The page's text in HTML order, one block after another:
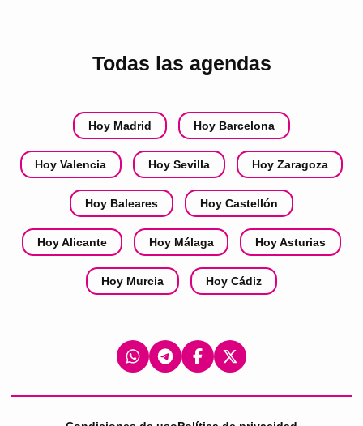
Todas las agendas
Hoy Madrid Hoy Barcelona
Hoy Valencia Hoy Sevilla Hoy Zaragoza
Hoy Baleares Hoy Castellón
Hoy Alicante Hoy Málaga Hoy Asturias
Hoy Murcia Hoy Cádiz